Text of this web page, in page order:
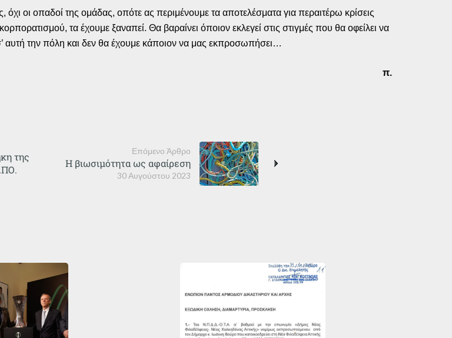
οι οπαδοί της ομάδας, οπότε ας περιμένουμε τα αποτελέσματα για περαιτέρω κρίσεις
τα έχουμε ξαναπεί. Θα βαραίνει όποιον εκλεγεί στις στιγμές που θα οφείλει να
αυτή την πόλη και δεν θα έχουμε κάποιον να μας εκπροσωπήσει…
π.
της
Επόμενο Άρθρο
30 Αυγούστου 2023
Η βιωσιμότητα ως αφαίρεση